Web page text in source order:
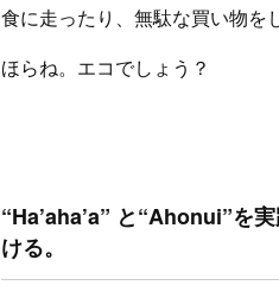
食に走ったり、無駄な買い物を
ほらね。エコでしょう？
“Ha’aha’a” と“Ahonui”を
ける。